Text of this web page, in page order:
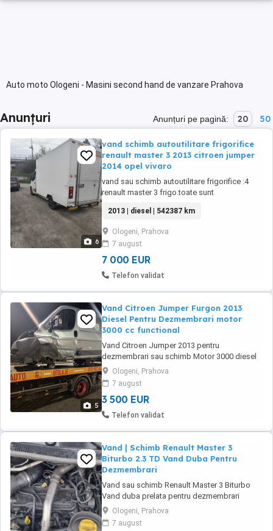
Auto moto Ologeni - Masini second hand de vanzare Prahova
Anunțuri Anunțuri pe pagină: 20 50
6
vand schimb autoutilitare frigorifice
renault master 3 2013 citroen jumper
2014 opel vivaro
vand sau schimb autoutilitare frigorifice :4
renault master 3 frigo.toate sunt
frigorifice functionale refrigerare .un agregat
functioneaza pe congelare -18C si refrigerare
0-4C Se ofera caiet de service cu toate
piesele schimbate atat la masini cat si la
agregatele ...
2013 | diesel | 542387 km
Ologeni, Prahova
7 august
7 000 EUR
Telefon validat
5
Vand Citroen Jumper Furgon 2013
Diesel Pentru Dezmembrari motor
3000 cc functional
Vand Citroen Jumper 2013 pentru
dezmembrari sau schimb Motor 3000 diesel
functional Sunati la :0720053035
Ologeni, Prahova
7 august
3 500 EUR
Telefon validat
Vand | Schimb Renault Master 3
Biturbo 2.3 TD Vand Duba Pentru
Dezmembrari
Vand sau schimb Renault Master 3 Biturbo
Vand duba prelata pentru dezmembrari
Masina functionala Motorul merge perfect
Ologeni, Prahova
7 august